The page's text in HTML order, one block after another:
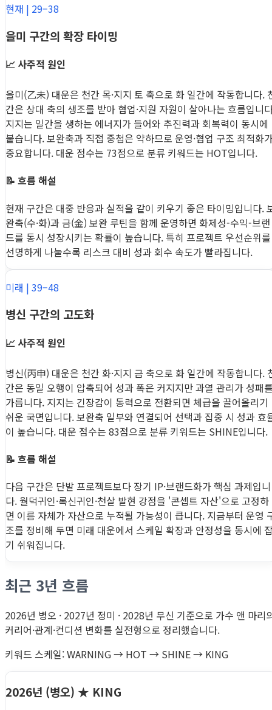
현재 | 29–38
을미 구간의 확장 타이밍
📈 사주적 원인
을미(乙未) 대운은 천간 목·지지 토 축으로 화 일간에 작동합니다.
간은 상대 축의 생조를 받아 협업·지원 자원이 살아나는 흐름입니
지지는 일간을 생하는 에너지가 들어와 추진력과 회복력이 동시에
붙습니다. 보완축과 직접 중첩은 약하므로 운영·협업 구조 최적화
중요합니다. 대운 점수는 73점으로 분류 키워드는 HOT입니다.
📝 흐름 해설
현재 구간은 대중 반응과 실적을 같이 키우기 좋은 타이밍입니다.
완축(수·화)과 금(金) 보완 루틴을 함께 운영하면 화제성-수익-브랜
드를 동시 성장시키는 확률이 높습니다. 특히 프로젝트 우선순위를
선명하게 나눌수록 리스크 대비 성과 회수 속도가 빨라집니다.
미래 | 39–48
병신 구간의 고도화
📈 사주적 원인
병신(丙申) 대운은 천간 화·지지 금 축으로 화 일간에 작동합니다.
간은 동일 오행이 압축되어 성과 폭은 커지지만 과열 관리가 성패
가릅니다. 지지는 긴장감이 동력으로 전환되면 체급을 끌어올리기
쉬운 국면입니다. 보완축 일부와 연결되어 선택과 집중 시 성과 효
이 높습니다. 대운 점수는 83점으로 분류 키워드는 SHINE입니다.
📝 흐름 해설
다음 구간은 단발 프로젝트보다 장기 IP·브랜드화가 핵심 과제입니
다. 월덕귀인·록신귀인·천살 발현 강점을 '콘셉트 자산'으로 고정하
면 이름 자체가 자산으로 누적될 가능성이 큽니다. 지금부터 운영
조를 정비해 두면 미래 대운에서 스케일 확장과 안정성을 동시에
기 쉬워집니다.
최근 3년 흐름
2026년 병오 · 2027년 정미 · 2028년 무신 기준으로 가수 앤 마리
커리어·관계·컨디션 변화를 실전형으로 정리했습니다.
키워드 스케일: WARNING → HOT → SHINE → KING
2026년 (병오) ★ KING